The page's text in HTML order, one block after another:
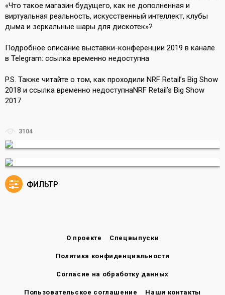
«Что такое магазин будущего, как не дополненная и
виртуальная реальность, искусственный интеллект, клубы
дыма и зеркальные шары для дискотек»?
Подробное описание выставки-конференции 2019 в канале
в Telegram: ссылка временно недоступна
P.S. Также читайте о том, как проходили NRF Retail’s Big Show
2018 и ссылка временно недоступнаNRF Retail’s Big Show
2017
3104
ФИЛЬТР
О проекте Спецвыпуски
Политика конфиденциальности
Согласие на обработку данных
Пользовательское соглашение Наши контакты